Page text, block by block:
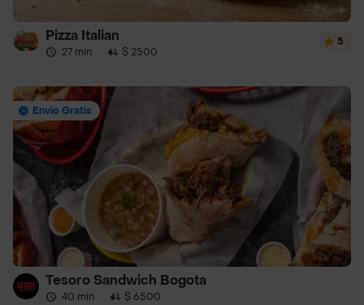
Pizza Italian
27 min · $ 2500
5
Envío Gratis
Tesoro Sandwich Bogota
40 min · $ 6500